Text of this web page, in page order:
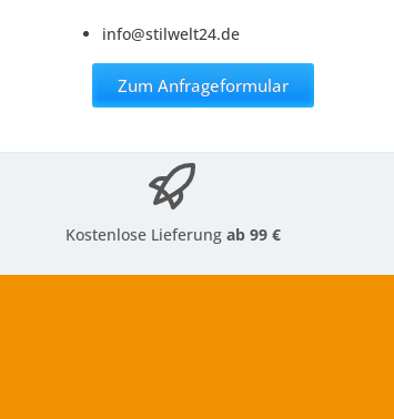
info@stilwelt24.de
Zum Anfrageformular
Kostenlose Lieferungab 99 €